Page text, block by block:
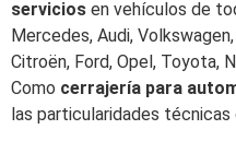
servicios en vehículos de
Mercedes, Audi,
Citroën, Ford, Opel, Toyota,
Como cerrajería para
las particularidades